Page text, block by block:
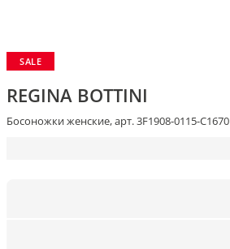
SALE
REGINA BOTTINI
Босоножки женские, арт. 3F1908-0115-C1670